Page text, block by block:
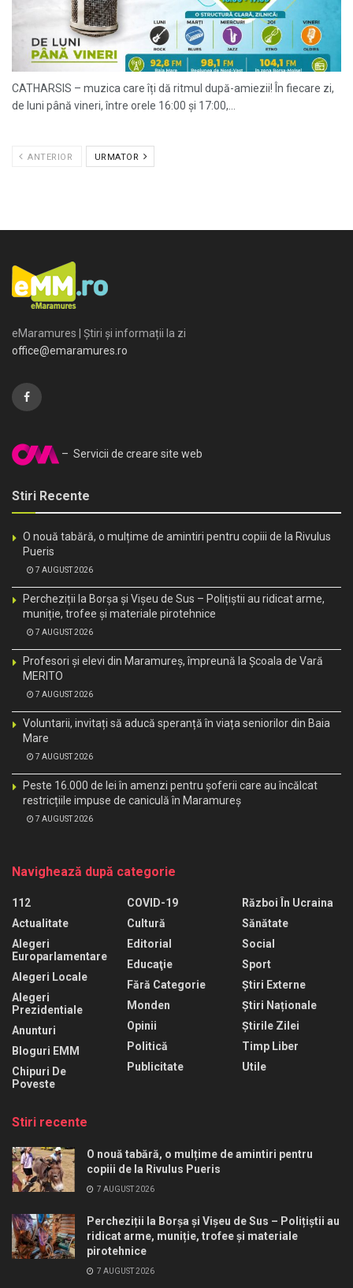
CATHARSIS – muzica care îți dă ritmul după-amiezii! În fiecare zi,
de luni până vineri, între orele 16:00 și 17:00,...
ANTERIOR URMATOR
eMaramures | Știri și informații la zi
office@emaramures.ro
– Servicii de creare site web
Stiri Recente
O nouă tabără, o mulțime de amintiri pentru copiii de la Rivulus
Pueris
7 AUGUST 2026
Percheziții la Borșa și Vișeu de Sus – Polițiștii au ridicat arme,
muniție, trofee și materiale pirotehnice
7 AUGUST 2026
Profesori și elevi din Maramureș, împreună la Școala de Vară
MERITO
7 AUGUST 2026
Voluntarii, invitați să aducă speranță în viața seniorilor din Baia
Mare
7 AUGUST 2026
Peste 16.000 de lei în amenzi pentru șoferii care au încălcat
restricțiile impuse de caniculă în Maramureș
7 AUGUST 2026
Navighează după categorie
112
Actualitate
Alegeri
Europarlamentare
Alegeri Locale
Alegeri
Prezidentiale
Anunturi
Bloguri EMM
Chipuri De
Poveste
COVID-19
Cultură
Editorial
Educaţie
Fără Categorie
Monden
Opinii
Politică
Publicitate
Război În Ucraina
Sănătate
Social
Sport
Știri Externe
Știri Naționale
Știrile Zilei
Timp Liber
Utile
Stiri recente
O nouă tabără, o mulțime de amintiri pentru
copiii de la Rivulus Pueris
7 AUGUST 2026
Percheziții la Borșa și Vișeu de Sus – Polițiștii au
ridicat arme, muniție, trofee și materiale
pirotehnice
7 AUGUST 2026